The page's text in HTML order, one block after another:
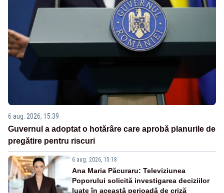
6 aug. 2026, 15:39
Guvernul a adoptat o hotărâre care aprobă planurile de
pregătire pentru riscuri
6 aug. 2026, 15:18
Ana Maria Păcuraru: Televiziunea
Poporului solicită investigarea deciziilor
luate în această perioadă de criză